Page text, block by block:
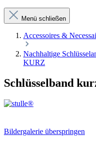
Menü schließen
Accessoires &
Nachhaltige
KURZ
Schlüsselband
Bildergalerie überspringen